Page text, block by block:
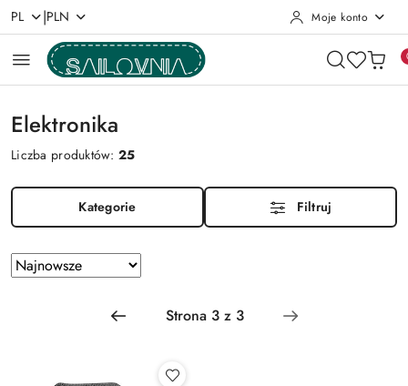
Przejdź do treści głównej
Przejdź do wyszukiwarki
Przejdź do moje konto
Przejdź do menu głównego
Przejdź do stopki
PL |PLN Moje konto
Elektronika
Liczba produktów:25
Kategorie Filtruj
Zastosowano
sortowanie:
Sortuj
według